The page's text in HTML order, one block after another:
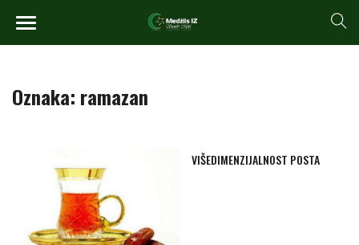
Oznaka: ramazan
VIŠEDIMENZIJALNOST POSTA